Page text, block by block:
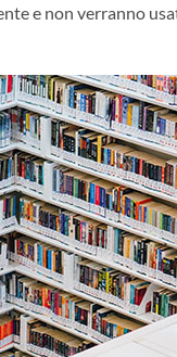
e non verranno